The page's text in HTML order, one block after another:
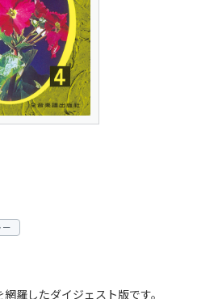
羅したダイジェスト版です。